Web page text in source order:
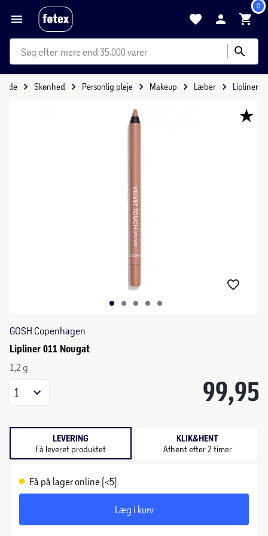
0
mere end 35.000 varer
Skønhed Personlig pleje Makeup Læber Lipliner
GOSH Copenhagen
Lipliner 011 Nougat
1,2 g
99,95
1
LEVERING
Få leveret produktet
KLIK&HENT
Afhent efter 2 timer
Få på lager online (<5)
Læg i kurv